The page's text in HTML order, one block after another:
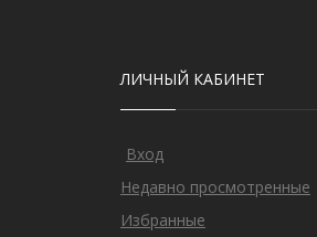
ЛИЧНЫЙ КАБИНЕТ
Вход
Недавно просмотренные
Избранные